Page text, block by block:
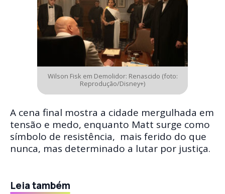
Wilson Fisk em Demolidor: Renascido (foto:
Reprodução/Disney+)
A cena final mostra a cidade mergulhada em
tensão e medo, enquanto Matt surge como
símbolo de resistência, mais ferido do que
nunca, mas determinado a lutar por justiça.
Leia também